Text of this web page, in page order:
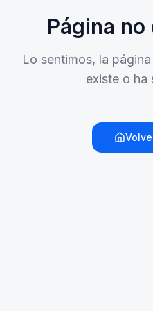
Página
Lo sentimos, la
existe o ha